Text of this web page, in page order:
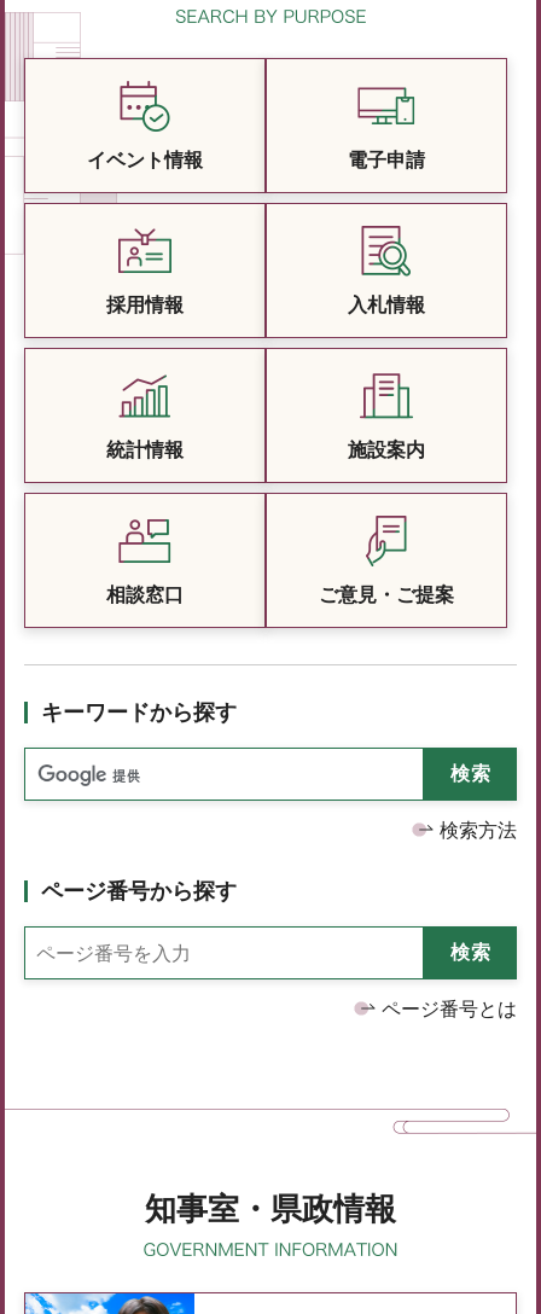
イベント情報 電子申請
採用情報 入札情報
統計情報 施設案内
相談窓口 ご意見・ご提案
キーワードから探す
検索方法
ページ番号から探す
ページ番号とは
知事室・県政情報